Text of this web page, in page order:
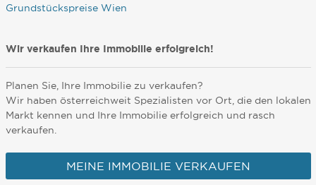
Grundstückspreise Wien
Wir verkaufen Ihre Immobilie erfolgreich!
Planen Sie, Ihre Immobilie zu verkaufen?
Wir haben österreichweit Spezialisten vor Ort, die den lokalen
Markt kennen und Ihre Immobilie erfolgreich und rasch
verkaufen.
MEINE IMMOBILIE VERKAUFEN